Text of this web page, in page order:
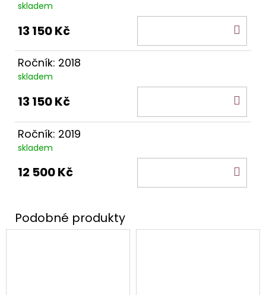
skladem
13 150 Kč
Ročník: 2018
skladem
13 150 Kč
Ročník: 2019
skladem
12 500 Kč